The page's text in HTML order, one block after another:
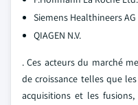
Siemens Healthineers AG
QIAGEN N.V.
. Ces acteurs du marché
de croissance telles que
acquisitions et les